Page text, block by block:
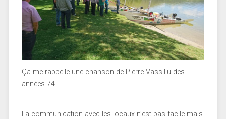
Ça me rappelle une chanson de Pierre Vassiliu des
années 74.
La communication avec les locaux n’est pas facile mais